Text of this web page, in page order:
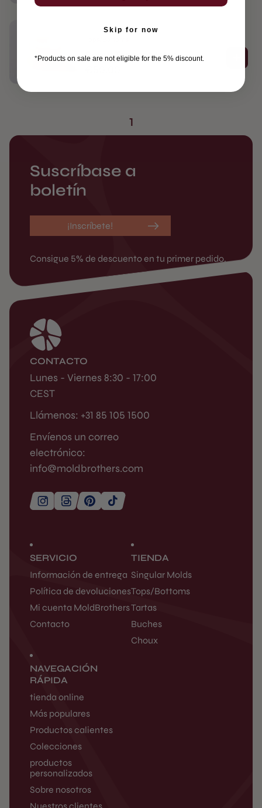
Donut Topper Molds
1
Suscríbase a
boletín
¡Inscríbete!
Consigue 5% de descuento en tu primer pedido.
SERVICIO
Información de entrega
Política de devoluciones
Mi cuenta MoldBrothers
Contacto
TIENDA
Singular Molds
Tops/Bottoms
Tartas
Buches
Choux
NAVEGACIÓN
RÁPIDA
tienda online
Más populares
Productos calientes
Colecciones
productos
personalizados
Sobre nosotros
CONTACTO
Lunes - Viernes 8:30 - 17:00
CEST
Llámenos: +31 85 105 1500
Envíenos un correo
electrónico:
info@moldbrothers.com
Skip for now
*Products on sale are not eligible for the 5% discount.